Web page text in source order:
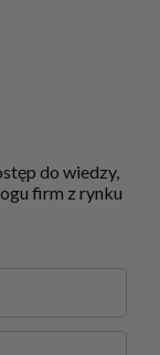
do wiedzy,
firm z rynku